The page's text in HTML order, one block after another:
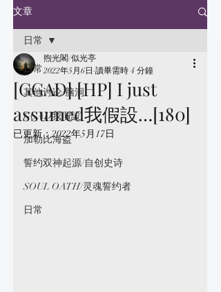
文章
日常
其他讨论/脑洞
GGAD我假設
加勒比海盗
誓约双神起源/自创史诗
SOUL OATH/灵魂誓约者
日常
日常
[GGAD] [HP] I just
assumed我假設…[180]
煦光閣/似光亭
2022年5月6日 讀畢需時 4 分鐘
已更新：2022年5月17日